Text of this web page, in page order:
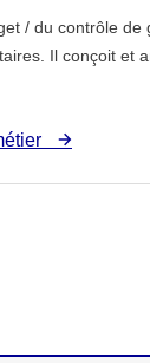
/ du contrôle de
Il conçoit et